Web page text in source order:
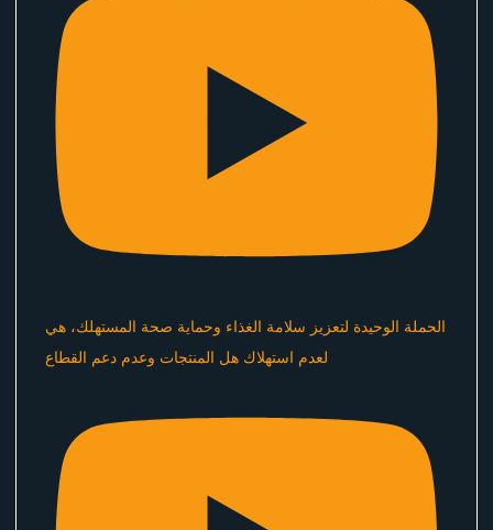
الحملة الوحيدة لتعزيز سلامة الغذاء وحماية صحة المستهلك، هي
لعدم استهلاك هل المنتجات وعدم دعم القطاع